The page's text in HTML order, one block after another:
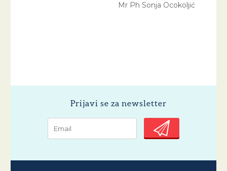
Mr Ph Sonja Ocokoljić
Prijavi se za newsletter